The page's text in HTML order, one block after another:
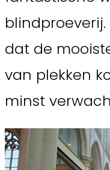
dat de
van plekken
minst